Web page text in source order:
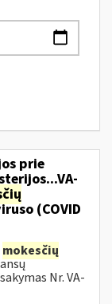
prie
(COVID
mokesčių
Nr. VA-